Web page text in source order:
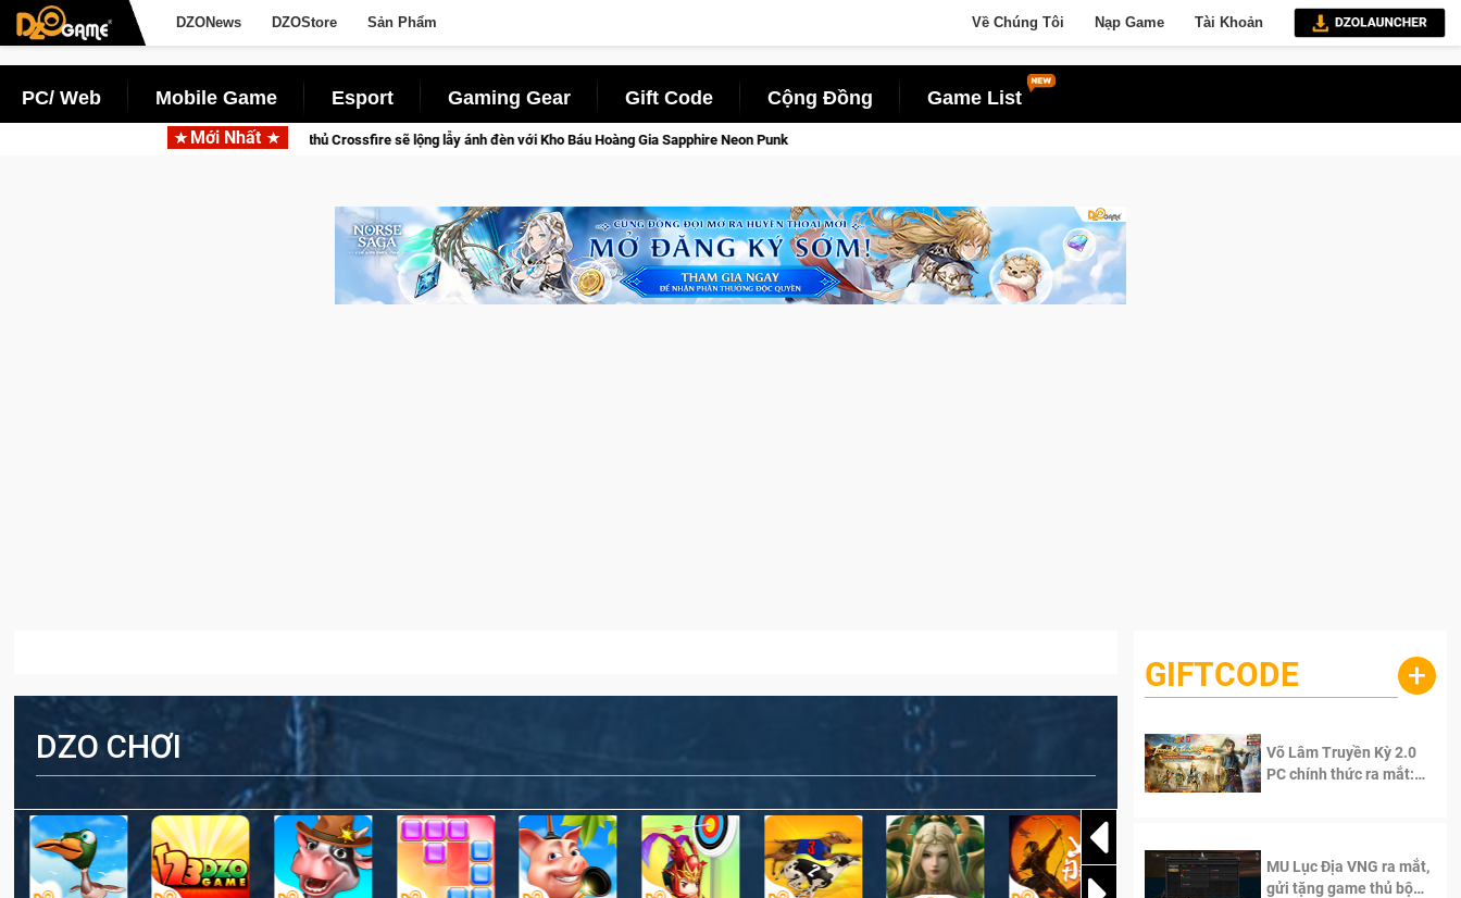
DZONews DZOStore Sản Phẩm Về Chúng Tôi Nạp Game Tài Khoản
PC/ Web Mobile Game Esport Gaming Gear Gift Code Cộng Đồng Game List
Mới Nhất
bị của game thủ Crossfire sẽ lộng lẫy ánh đèn với Kho Báu Hoàng Gia Sapphire Neon Punk
DZO CHƠI
GIFTCODE +
Võ Lâm Truyền Kỳ 2.0
PC chính thức ra mắt:
MU Lục Địa VNG ra mắt,
gửi tặng game thủ bộ